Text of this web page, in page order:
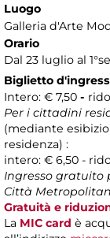
Luogo
Galleria d'Arte
Orario
Dal 23 luglio al
Biglietto
Intero: € 7,50 -
Per i cittadini
(mediante
residenza) :
intero: € 6,50 -
Ingresso gratuito
Città
Gratuità e
La MIC card è